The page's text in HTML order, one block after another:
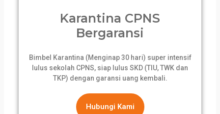
Karantina CPNS
Bergaransi
Bimbel Karantina (Menginap 30 hari) super intensif
lulus sekolah CPNS, siap lulus SKD (TIU, TWK dan
TKP) dengan garansi uang kembali.
Hubungi Kami